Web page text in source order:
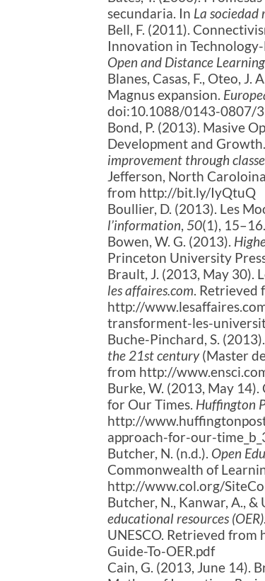
secundaria. In La sociedad
Bell, F. (2011).
Innovation in
Open and Distance Learning
Blanes, Casas, F., Oteo, J.
Magnus expansion.
doi:10.1088/0143-0807/
Bond, P. (2013). Masive
Development and
improvement through
Jefferson, North
from http://bit.ly/IyQtuQ
Boullier, D. (2013). Les
l’information, 50(1), 15–16.
Bowen, W. G. (2013).
Princeton University
Brault, J. (2013, May 30).
les affaires.com. Retrieved
http://
transforment-les-
Buche-Pinchard, S. (2013).
the 21st century(Master
from http://
Burke, W. (2013, May
for Our Times. Huffington
http://
approach-for-our-
Butcher, N. (n.d.). Open
Commonwealth of
http://www.col.org/
Butcher, N., Kanwar, A., &
educational resources (OER)
UNESCO. Retrieved
Guide-To-OER.pdf
Cain, G. (2013, June 14).